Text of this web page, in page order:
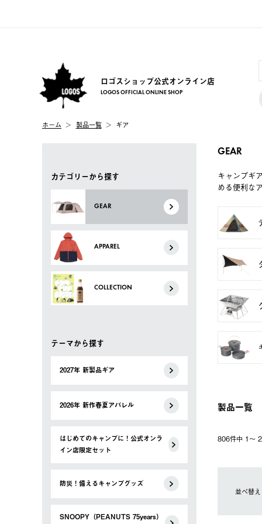
ロゴスショップ公式オンライン店
LOGOS OFFICIAL ONLINE SHOP
ホーム 製品一覧 ギア
カテゴリーから探す
GEAR
APPAREL
COLLECTION
テーマから探す
2027年 新製品ギア
2026年 新作春夏アパレル
はじめてのキャンプに！公式オンラ
イン店限定セット
防災！備えるキャンプグッズ
SNOOPY（PEANUTS 75years）
GEAR
キャンプギ
める便利な
製品一覧
806件中 1〜
並べ替え